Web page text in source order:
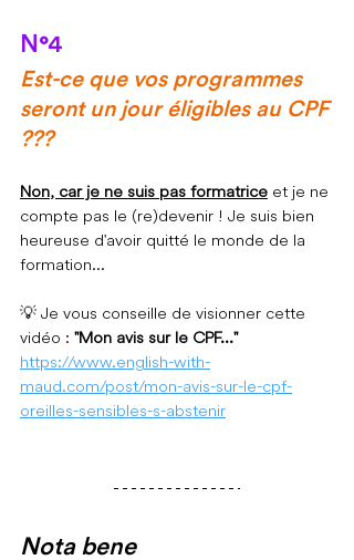
N°4
Est-ce que vos programmes
seront un jour éligibles au CPF
???
Non, car je ne suis pas formatrice et je ne
compte pas le (re)devenir ! Je suis bien
heureuse d'avoir quitté le monde de la
formation...
💡 Je vous conseille de visionner cette
vidéo : "Mon avis sur le CPF..."
https://www.english-with-
maud.com/post/mon-avis-sur-le-cpf-
oreilles-sensibles-s-abstenir
Nota bene